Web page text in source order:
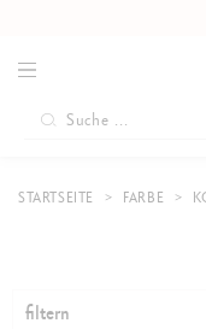
STARTSEITE FARBE
filtern